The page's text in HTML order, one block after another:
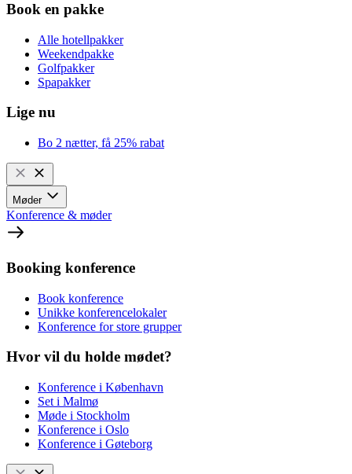
Book en pakke
Alle hotellpakker
Weekendpakke
Golfpakker
Spapakker
Lige nu
Bo 2 nætter, få 25% rabat
Møder
Konference & møder
Booking konference
Book konference
Unikke konferencelokaler
Konference for store grupper
Hvor vil du holde mødet?
Konference i København
Set i Malmø
Møde i Stockholm
Konference i Oslo
Konference i Gøteborg